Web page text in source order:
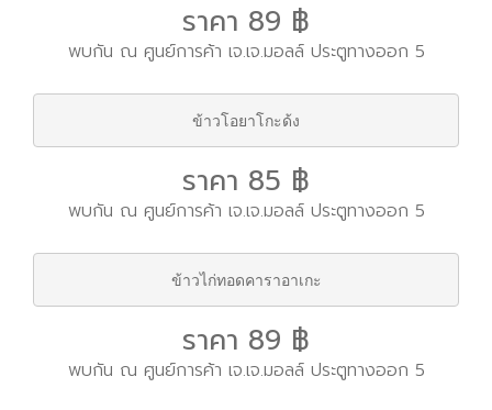
ราคา 89 ฿
พบกัน ณ ศูนย์การค้า เจ.เจ.มอลล์ ประตูทางออก 5
ข้าวโอยาโกะด้ง
ราคา 85 ฿
พบกัน ณ ศูนย์การค้า เจ.เจ.มอลล์ ประตูทางออก 5
ข้าวไก่ทอดคาราอาเกะ
ราคา 89 ฿
พบกัน ณ ศูนย์การค้า เจ.เจ.มอลล์ ประตูทางออก 5